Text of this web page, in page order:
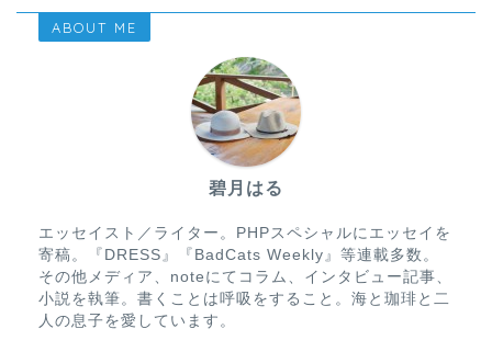
ABOUT ME
碧月はる
エッセイスト／ライター。PHPスペシャルにエッセイを
寄稿。『DRESS』『BadCats Weekly』等連載多数。
その他メディア、noteにてコラム、インタビュー記事、
小説を執筆。書くことは呼吸をすること。海と珈琲と二
人の息子を愛しています。